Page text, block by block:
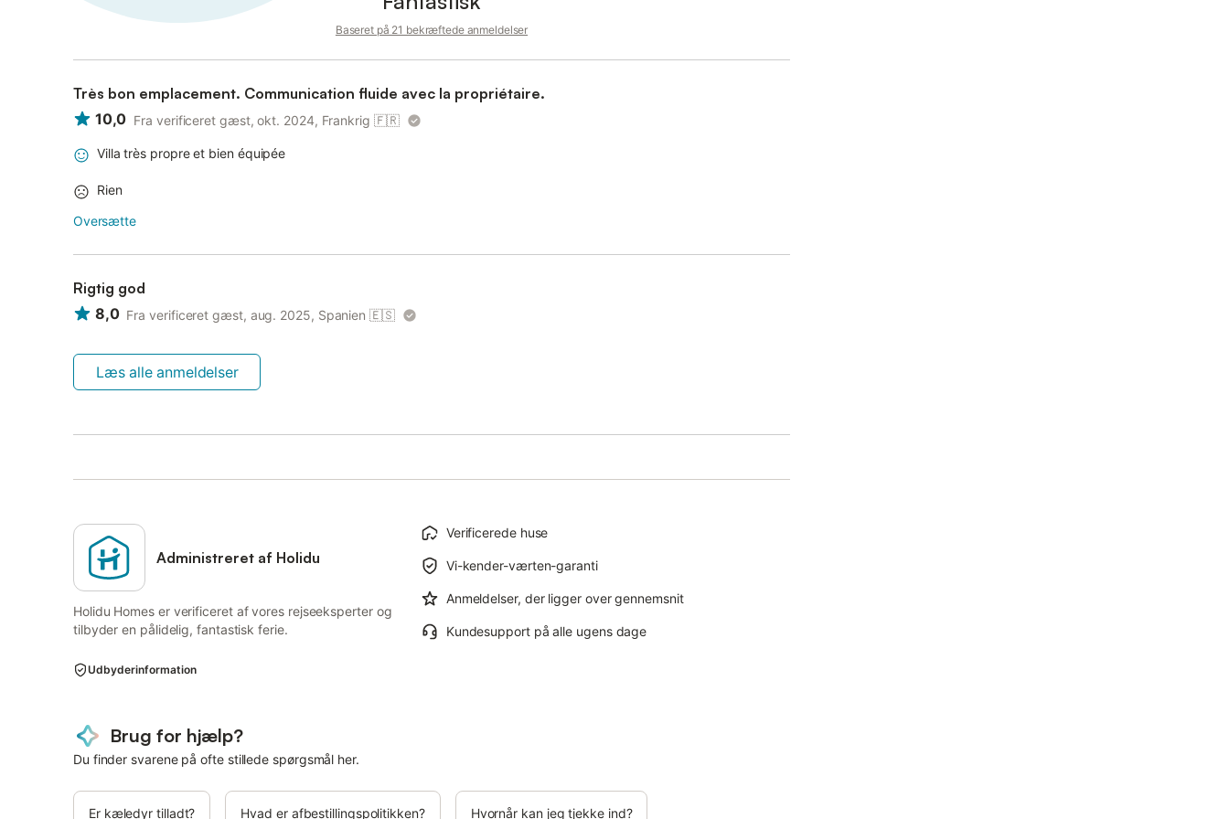
Baseret på 21 bekræftede anmeldelser
Très bon emplacement. Communication fluide avec la propriétaire.
10,0 Fra verificeret gæst, okt. 2024, Frankrig 🇫🇷
Villa très propre et bien équipée
Rien
Oversætte
Rigtig god
8,0 Fra verificeret gæst, aug. 2025, Spanien 🇪🇸
Læs alle anmeldelser
Administreret af Holidu
Holidu Homes er verificeret af vores rejseeksperter og
tilbyder en pålidelig, fantastisk ferie.
Verificerede huse
Vi-kender-værten-garanti
Anmeldelser, der ligger over gennemsnit
Kundesupport på alle ugens dage
Udbyderinformation
Brug for hjælp?
Du finder svarene på ofte stillede spørgsmål her.
Er kæledyr tilladt? Hvad er afbestillingspolitikken? Hvornår kan jeg tjekke ind?